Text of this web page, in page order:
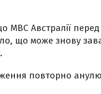
МВС Австралії
що може знову
повторно